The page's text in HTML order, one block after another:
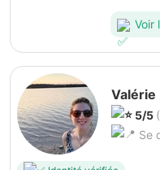
Voir
Valérie
5/5
Se